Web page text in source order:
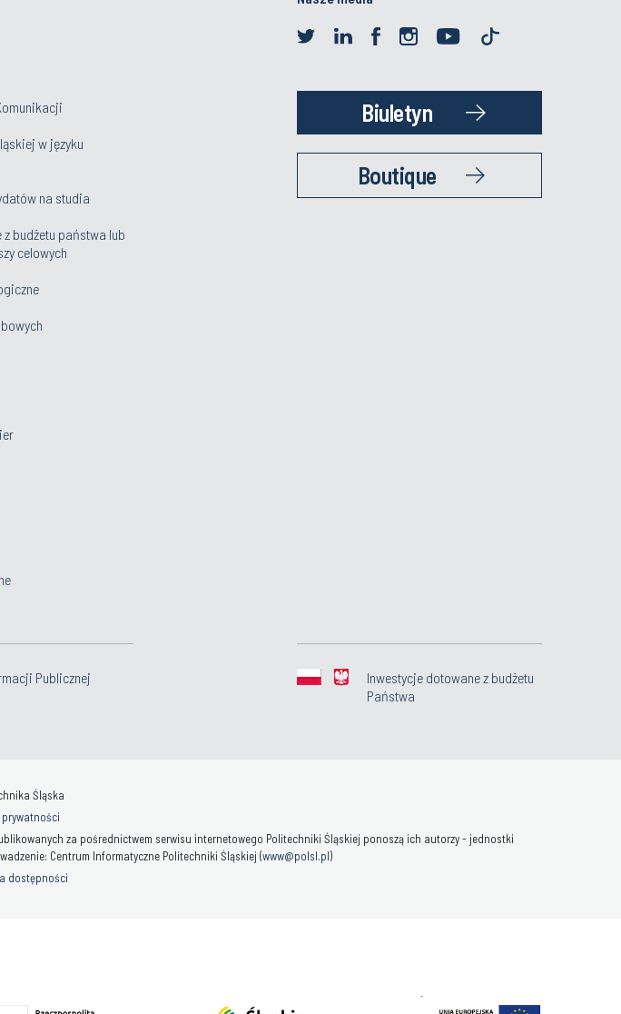
w języku
na studia
budżetu państwa lub
celowych
Biuletyn
Boutique
Publicznej
Inwestycje dotowane z budżetu
Państwa
Śląska
za pośrednictwem serwisu internetowego Politechniki Śląskiej ponoszą ich autorzy - jednostki
Centrum Informatyczne Politechniki Śląskiej (www@polsl.pl)
dostępności